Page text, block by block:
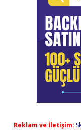
Reklam ve İletişim: